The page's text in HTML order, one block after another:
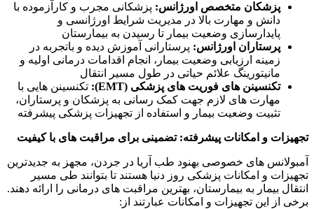
پزشکان متخصص اورژانس: پزشکانی مجرب و کارآزموده با
دانش و مهارت بالا در مدیریت شرایط اورژانسی و
پایدارسازی وضعیت بیمار تا رسیدن به بیمارستان
پرستاران اورژانس: پرستارانی آموزش دیده و باتجربه در
زمینه ارزیابی وضعیت بیمار، انجام اقدامات درمانی اولیه و
مانیتورینگ علائم حیاتی در طول مسیر انتقال
تکنسینن های فوریت های پزشکی (EMT):
تکنسینن هایی با
مهارت های لازم جهت کمک رسانی به پزشکان و پرستاران،
تثبیت وضعیت بیمار و استفاده از تجهیزات پزشکی پیشرفته
تجهیزات و امکانات پیشرفته: تضمینی برای مراقبت های با کیفیت
آمبولانس های خصوصی بهنود طب آریا در جردن، مجهز به جدیدترین
تجهیزات و امکانات پزشکی روز دنیا هستند تا بتوانند طی مسیر
انتقال بیمار به بیمارستان، بهترین مراقبت های درمانی را ارائه دهند.
برخی از این تجهیزات و امکانات عبارتند از :